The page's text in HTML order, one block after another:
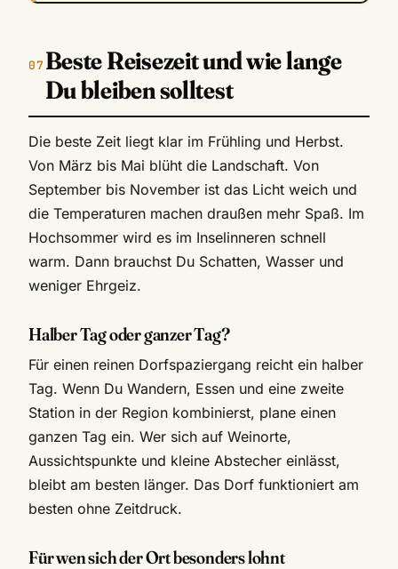
Beste Reisezeit und wie lange
Du bleiben solltest
Die beste Zeit liegt klar im Frühling und Herbst.
Von März bis Mai blüht die Landschaft. Von
September bis November ist das Licht weich und
die Temperaturen machen draußen mehr Spaß. Im
Hochsommer wird es im Inselinneren schnell
warm. Dann brauchst Du Schatten, Wasser und
weniger Ehrgeiz.
Halber Tag oder ganzer Tag?
Für einen reinen Dorfspaziergang reicht ein halber
Tag. Wenn Du Wandern, Essen und eine zweite
Station in der Region kombinierst, plane einen
ganzen Tag ein. Wer sich auf Weinorte,
Aussichtspunkte und kleine Abstecher einlässt,
bleibt am besten länger. Das Dorf funktioniert am
besten ohne Zeitdruck.
Für wen sich der Ort besonders lohnt